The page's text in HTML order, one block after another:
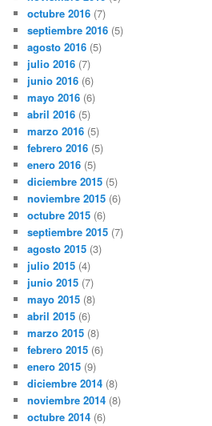
octubre 2016 (7)
septiembre 2016 (5)
agosto 2016 (5)
julio 2016 (7)
junio 2016 (6)
mayo 2016 (6)
abril 2016 (5)
marzo 2016 (5)
febrero 2016 (5)
enero 2016 (5)
diciembre 2015 (5)
noviembre 2015 (6)
octubre 2015 (6)
septiembre 2015 (7)
agosto 2015 (3)
julio 2015 (4)
junio 2015 (7)
mayo 2015 (8)
abril 2015 (6)
marzo 2015 (8)
febrero 2015 (6)
enero 2015 (9)
diciembre 2014 (8)
noviembre 2014 (8)
octubre 2014 (6)